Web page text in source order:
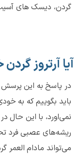
گردن، دیسک های
آیا آرتروز
در پاسخ به این پرسش
باید بگوییم که به
نمی‌اورد، با این حال
ریشه‌های عصبی فرد
می‌تواند مادام العمر